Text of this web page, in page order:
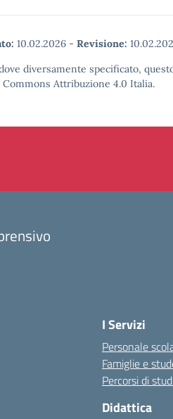
10.02.2026 - Revisione:
diversamente specificato,
Commons Attribuzione 4.0 Italia.
I Servizi
Personale
Famiglie e
Percorsi di
Didattica